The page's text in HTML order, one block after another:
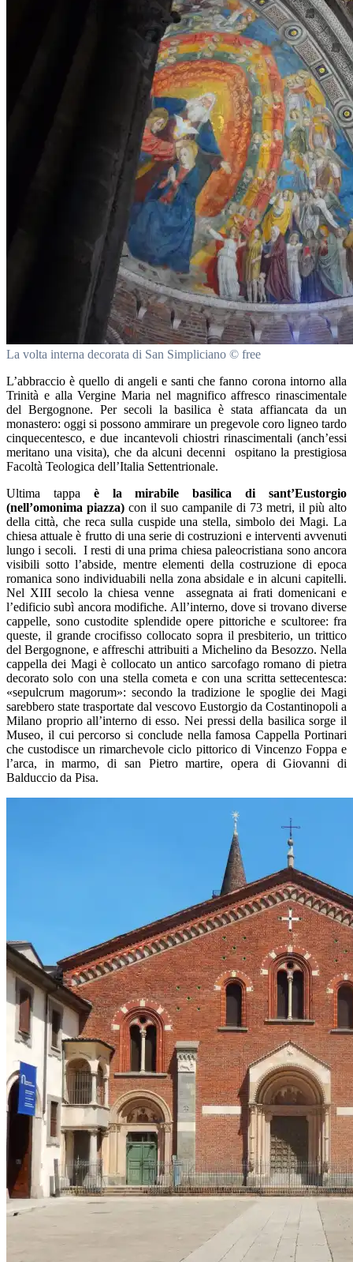
La volta interna decorata di San Simpliciano © free
L’abbraccio è quello di angeli e santi che fanno corona intorno alla
Trinità e alla Vergine Maria nel magnifico affresco rinascimentale
del Bergognone. Per secoli la basilica è stata affiancata da un
monastero: oggi si possono ammirare un pregevole coro ligneo tardo
cinquecentesco, e due incantevoli chiostri rinascimentali (anch’essi
meritano una visita), che da alcuni decenni ospitano la prestigiosa
Facoltà Teologica dell’Italia Settentrionale.
Ultima tappa è la mirabile basilica di sant’Eustorgio
(nell’omonima piazza) con il suo campanile di 73 metri, il più alto
della città, che reca sulla cuspide una stella, simbolo dei Magi. La
chiesa attuale è frutto di una serie di costruzioni e interventi avvenuti
lungo i secoli. I resti di una prima chiesa paleocristiana sono ancora
visibili sotto l’abside, mentre elementi della costruzione di epoca
romanica sono individuabili nella zona absidale e in alcuni capitelli.
Nel XIII secolo la chiesa venne assegnata ai frati domenicani e
l’edificio subì ancora modifiche. All’interno, dove si trovano diverse
cappelle, sono custodite splendide opere pittoriche e scultoree: fra
queste, il grande crocifisso collocato sopra il presbiterio, un trittico
del Bergognone, e affreschi attribuiti a Michelino da Besozzo. Nella
cappella dei Magi è collocato un antico sarcofago romano di pietra
decorato solo con una stella cometa e con una scritta settecentesca:
«sepulcrum magorum»: secondo la tradizione le spoglie dei Magi
sarebbero state trasportate dal vescovo Eustorgio da Costantinopoli a
Milano proprio all’interno di esso. Nei pressi della basilica sorge il
Museo, il cui percorso si conclude nella famosa Cappella Portinari
che custodisce un rimarchevole ciclo pittorico di Vincenzo Foppa e
l’arca, in marmo, di san Pietro martire, opera di Giovanni di
Balduccio da Pisa.